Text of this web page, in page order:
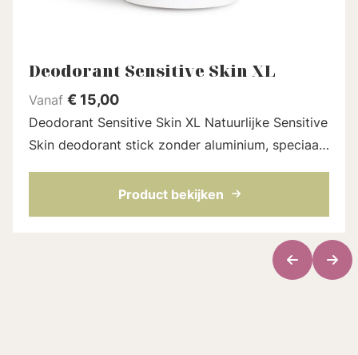
Deodorant Sensitive Skin XL
Vanaf € 15,00
Deodorant Sensitive Skin XL Natuurlijke Sensitive
Skin deodorant stick zonder aluminium, speciaal
natriumbicarbonaat en extra arrowroot om ...
Product bekijken